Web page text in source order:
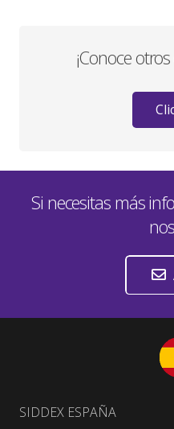
¡Conoce
Si necesitas más
SIDDEX ESPAÑA